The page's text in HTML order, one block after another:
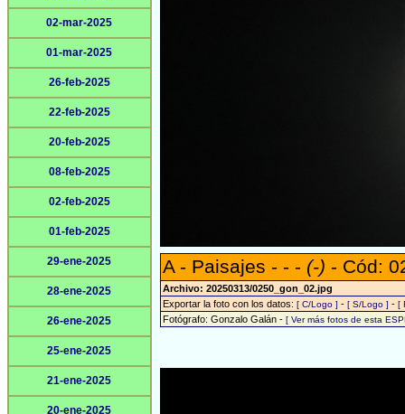
02-mar-2025
01-mar-2025
26-feb-2025
22-feb-2025
20-feb-2025
08-feb-2025
02-feb-2025
01-feb-2025
29-ene-2025
28-ene-2025
26-ene-2025
25-ene-2025
21-ene-2025
20-ene-2025
A - Paisajes - - - (-) - Cód:
Archivo: 20250313/0250_gon_02.jpg
Exportar la foto con los datos: [ C/Logo ] - [ S/Logo ] - [
Fotógrafo: Gonzalo Galán - [ Ver más fotos de esta